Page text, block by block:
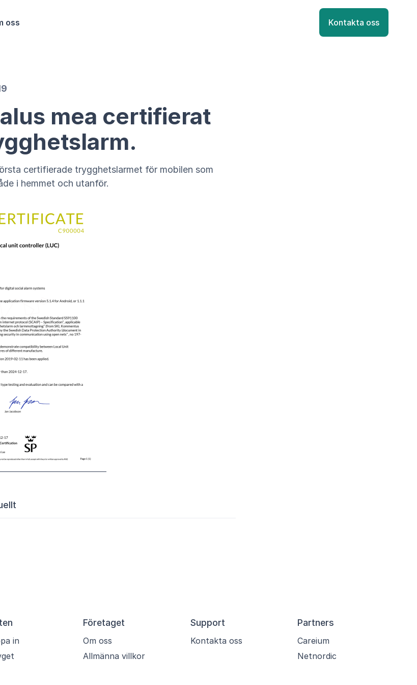
oss Kontakta oss
mea certifierat
certifierade trygghetslarmet för mobilen som
i hemmet och utanför.
in
Företaget
Om oss
Allmänna villkor
Support
Kontakta oss
Partners
Careium
Netnordic